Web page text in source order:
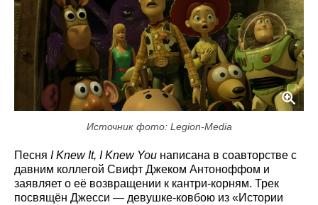
Источник фото: Legion-Media
Песня I Knew It, I Knew You написана в соавторстве с
давним коллегой Свифт Джеком Антоноффом и
заявляет о её возвращении к кантри-корням. Трек
посвящён Джесси — девушке-ковбою из «Истории